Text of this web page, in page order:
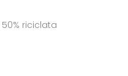
riciclata